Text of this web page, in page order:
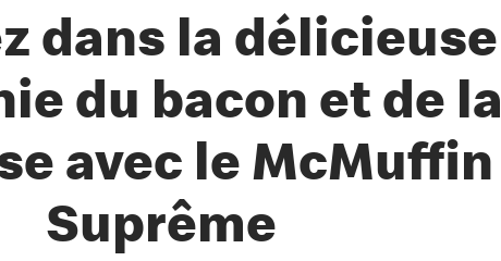
dans la délicieuse
du bacon et de la
avec le McMuffin
Suprême